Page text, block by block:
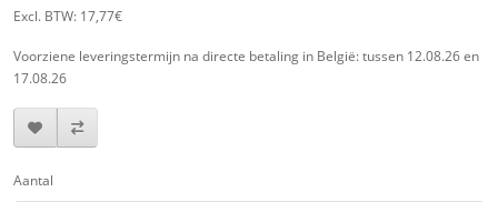
Excl. BTW: 17,77€
Voorziene leveringstermijn na directe betaling in België: tussen 12.08.26 en
17.08.26
Aantal